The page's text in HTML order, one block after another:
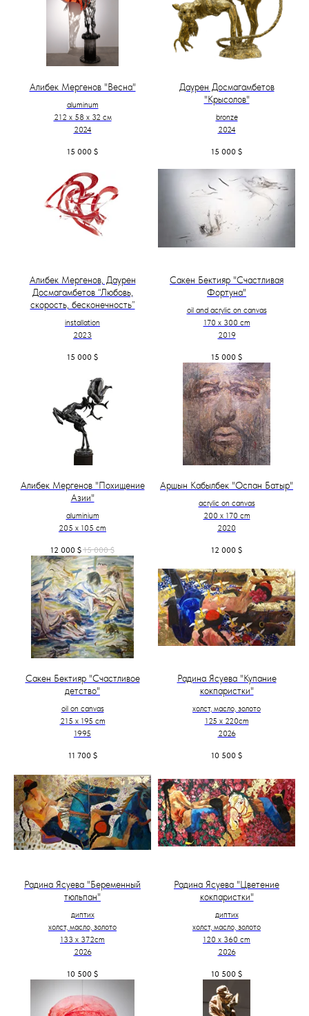
Алибек Мергенов "Весна"
aluminum
212 х 58 х 32 см
2024
15 000 $
Даурен Досмагамбетов
"Крысолов"
bronze
2024
15 000 $
Алибек Мергенов, Даурен
Досмагамбетов “Любовь,
скорость, бесконечность”
installation
2023
15 000 $
Сакен Бектияр "Счастливая
Фортуна"
oil and acrylic on canvas
170 x 300 cm
2019
15 000 $
Алибек Мергенов "Похищение
Азии"
aluminium
205 x 105 cm
12 000 $ 15 000 $
Аршын Кабылбек "Оспан Батыр"
acrylic on canvas
200 x 170 cm
2020
12 000 $
Сакен Бектияр "Счастливое
детство"
oil on canvas
215 x 195 cm
1995
11 700 $
Радина Ясуева "Купание
кокпаристки"
холст, масло, золото
125 х 220cm
2026
10 500 $
Радина Ясуева "Беременный
тюльпан"
диптих
холст, масло, золото
133 х 372cm
2026
10 500 $
Радина Ясуева "Цветение
кокпаристки"
диптих
холст, масло, золото
120 х 360 cm
2026
10 500 $